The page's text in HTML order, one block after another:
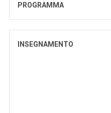
PROGRAMMA
INSEGNAMENTO